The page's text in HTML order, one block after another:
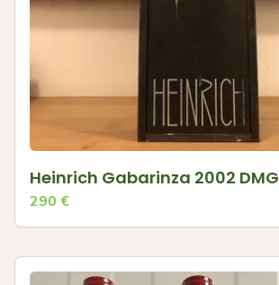
Heinrich Gabarinza 2002 DMG
290 €